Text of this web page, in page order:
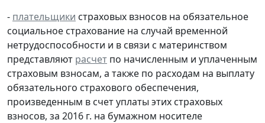
- плательщики страховых взносов на обязательное
социальное страхование на случай временной
нетрудоспособности и в связи с материнством
представляют расчет по начисленным и уплаченным
страховым взносам, а также по расходам на выплату
обязательного страхового обеспечения,
произведенным в счет уплаты этих страховых
взносов, за 2016 г. на бумажном носителе